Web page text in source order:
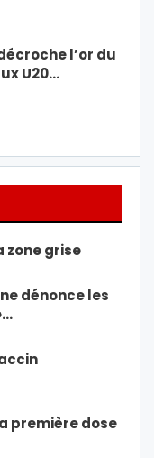
l’or du
U20…
zone grise
dénonce les
première dose